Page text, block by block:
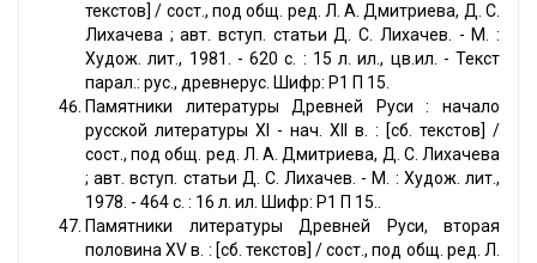
текстов] / сост., под общ. ред. Л. А. Дмитриева, Д. С.
Лихачева ; авт. вступ. статьи Д. С. Лихачев. - М. :
Худож. лит., 1981. - 620 с. : 15 л. ил., цв.ил. - Текст
парал.: рус., древнерус. Шифр: Р1 П 15.
Памятники литературы Древней Руси : начало
русской литературы ХI - нач. XII в. : [сб. текстов] /
сост., под общ. ред. Л. А. Дмитриева, Д. С. Лихачева
; авт. вступ. статьи Д. С. Лихачев. - М. : Худож. лит.,
1978. - 464 с. : 16 л. ил. Шифр: Р1 П 15..
Памятники литературы Древней Руси, вторая
половина XV в. : [сб. текстов] / сост., под общ. ред. Л.